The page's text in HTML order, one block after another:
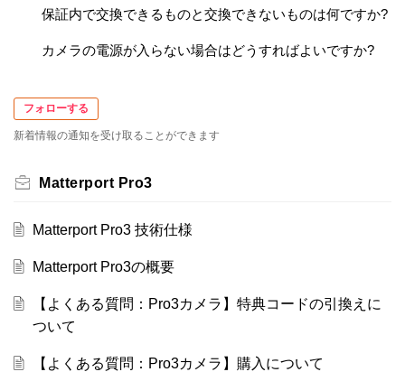
保証内で交換できるものと交換できないものは何ですか?
カメラの電源が入らない場合はどうすればよいですか?
フォローする
新着情報の通知を受け取ることができます
Matterport Pro3
Matterport Pro3 技術仕様
Matterport Pro3の概要
【よくある質問：Pro3カメラ】特典コードの引換えに
ついて
【よくある質問：Pro3カメラ】購入について